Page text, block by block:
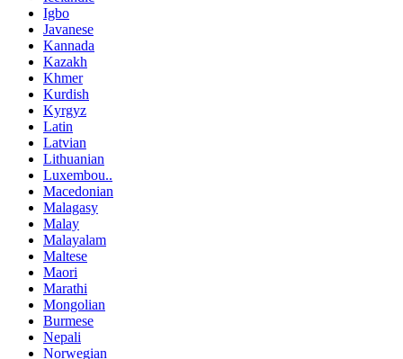
Igbo
Javanese
Kannada
Kazakh
Khmer
Kurdish
Kyrgyz
Latin
Latvian
Lithuanian
Luxembou..
Macedonian
Malagasy
Malay
Malayalam
Maltese
Maori
Marathi
Mongolian
Burmese
Nepali
Norwegian